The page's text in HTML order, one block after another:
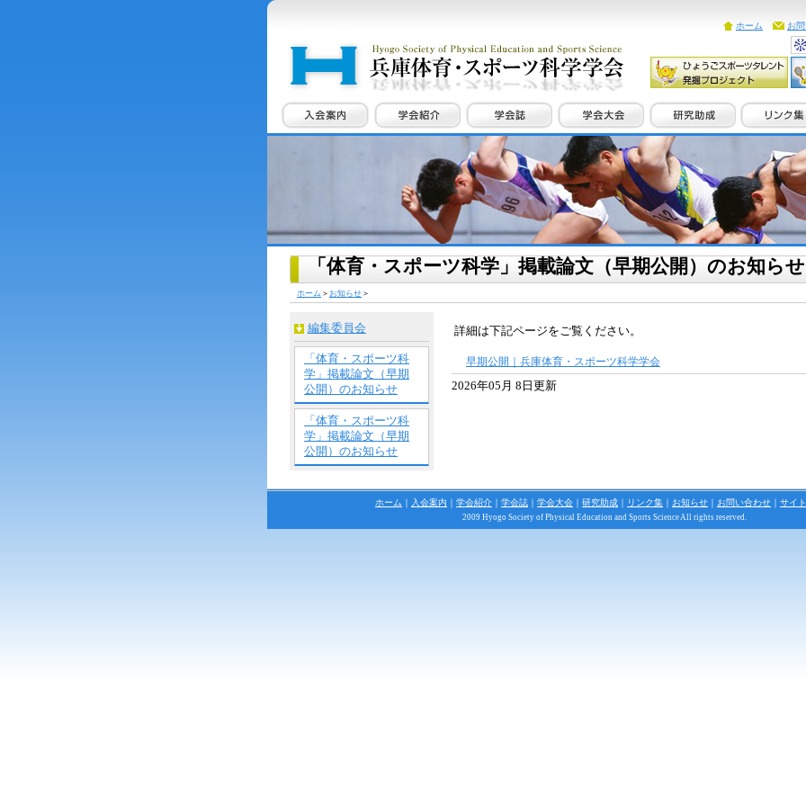
ホーム お
「体育・スポーツ科学」掲載論文（早期公開）のお知らせ
ホーム ＞ お知らせ ＞
編集委員会
「体育・スポーツ科
学」掲載論文（早期
公開）のお知らせ
「体育・スポーツ科
学」掲載論文（早期
公開）のお知らせ
詳細は下記ページをご覧ください。
早期公開｜兵庫体育・スポーツ科学学会
2026年05月 8日更新
ホーム ｜ 入会案内 ｜ 学会紹介 ｜ 学会誌 ｜ 学会大会 ｜ 研究助成 ｜ リンク集 ｜ お知らせ ｜ お問い合わせ ｜ サイ
2009 Hyogo Society of Physical Education and Sports Science All rights reserved.